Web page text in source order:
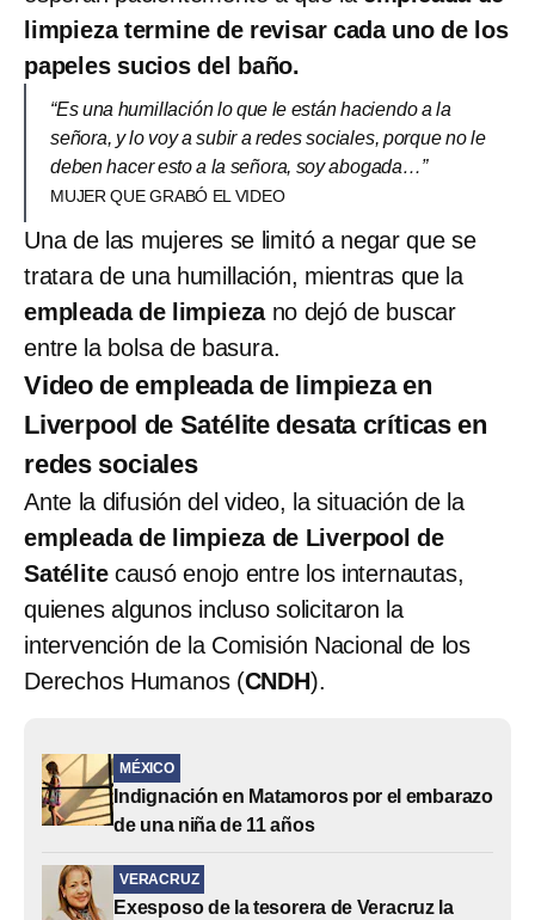
limpieza termine de revisar cada uno de los
papeles sucios del baño.
“Es una humillación lo que le están haciendo a la
señora, y lo voy a subir a redes sociales, porque no le
deben hacer esto a la señora, soy abogada…”
MUJER QUE GRABÓ EL VIDEO
Una de las mujeres se limitó a negar que se
tratara de una humillación, mientras que la
empleada de limpiezano dejó de buscar
entre la bolsa de basura.
Video de empleada de limpieza en
Liverpool de Satélite desata críticas en
redes sociales
Ante la difusión del video, la situación de la
empleada de limpieza de Liverpool de
Satélitecausó enojo entre los internautas,
quienes algunos incluso solicitaron la
intervención de la Comisión Nacional de los
Derechos Humanos (CNDH).
MÉXICO
Indignación en Matamoros por el embarazo
de una niña de 11 años
VERACRUZ
Exesposo de la tesorera de Veracruz la